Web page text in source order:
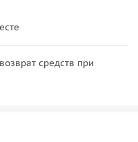
средств при